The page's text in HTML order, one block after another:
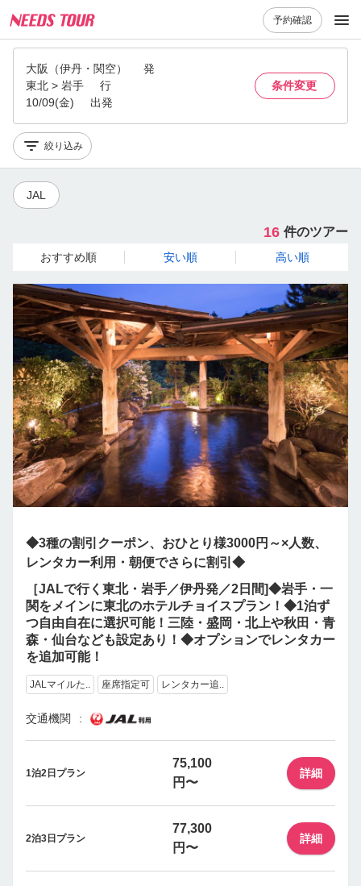
予約確認
大阪（伊丹・関空）
発
東北 > 岩手
行
10/09(金)
出発
条件変更
絞り込み
JAL
16 件のツアー
おすすめ順 安い順 高い順
◆3種の割引クーポン、おひとり様3000円～×人数、
レンタカー利用・朝便でさらに割引◆
［JALで行く東北・岩手／伊丹発／2日間]◆岩手・一
関をメインに東北のホテルチョイスプラン！◆1泊ず
つ自由自在に選択可能！三陸・盛岡・北上や秋田・青
森・仙台なども設定あり！◆オプションでレンタカー
を追加可能！
JALマイルた.. 座席指定可 レンタカー追..
交通機関
1泊2日プラン
75,100
円〜
詳細
2泊3日プラン
77,300
円〜
詳細